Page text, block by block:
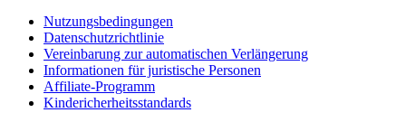
Nutzungsbedingungen
Datenschutzrichtlinie
Vereinbarung zur automatischen Verlängerung
Informationen für juristische Personen
Affiliate-Programm
Kindericherheitsstandards